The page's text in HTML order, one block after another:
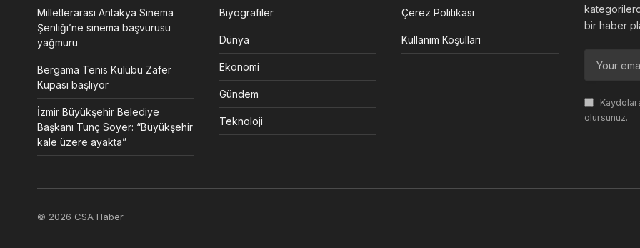
Milletlerarası Antakya Sinema
Şenliği’ne sinema başvurusu
yağmuru
Bergama Tenis Kulübü Zafer
Kupası başlıyor
İzmir Büyükşehir Belediye
Başkanı Tunç Soyer: “Büyükşehir
kale üzere ayakta”
Biyografiler
Dünya
Ekonomi
Gündem
Teknoloji
Çerez Politikası
Kullanım Koşulları
bir haber
olursunuz.
© 2026 CSA Haber